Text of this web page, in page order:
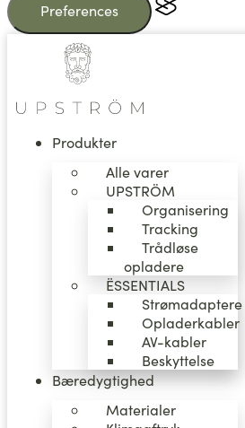
Preferences
Produkter
Alle varer
UPSTRÖM
Organisering
Tracking
Trådløse
opladere
ËSSENTIALS
Strømadaptere
Opladerkabler
AV-kabler
Beskyttelse
Bæredygtighed
Materialer